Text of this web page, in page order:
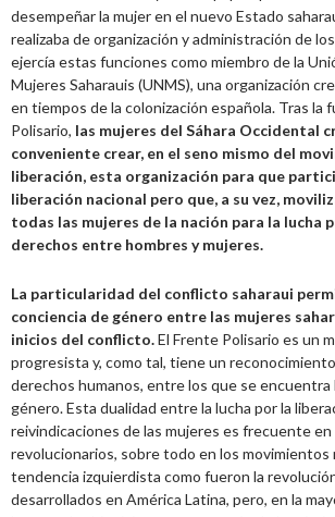
desempeñar la mujer en el nuevo Estado
realizaba de organización y administración de
ejercía estas funciones como miembro de la
Mujeres Saharauis (UNMS), una organización
en tiempos de la colonización española. Tras la
Polisario, las mujeres del Sáhara Occidental
conveniente crear, en el seno mismo del
liberación, esta organización para que
liberación nacional pero que, a su vez,
todas las mujeres de la nación para la lucha
derechos entre hombres y mujeres.
La particularidad del conflicto saharaui
conciencia de género entre las mujeres
inicios del conflicto.El Frente Polisario es un
progresista y, como tal, tiene un
derechos humanos, entre los que se encuentra
género. Esta dualidad entre la lucha por la
reivindicaciones de las mujeres es frecuente
revolucionarios, sobre todo en los movimientos
tendencia izquierdista como fueron la
desarrollados en América Latina, pero, en la